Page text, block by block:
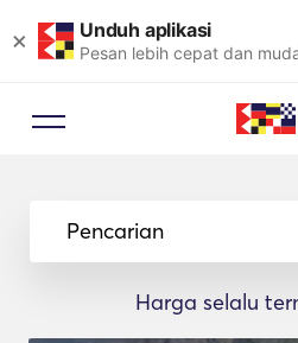
× Unduh aplikasi
Pesan lebih cepat dan
Pencarian
Harga selalu